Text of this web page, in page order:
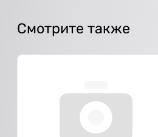
Смотрите также